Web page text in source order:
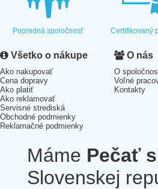
Popredná spoločnosť Certifikovaný
Všetko o nákupe
Ako nakupovať
Cena dopravy
Ako platiť
Ako reklamovať
Servisné strediská
Obchodné podmienky
Reklamačné podmienky
O nás
O
Voľné
Kontakty
Máme Pečať
Slovenskej